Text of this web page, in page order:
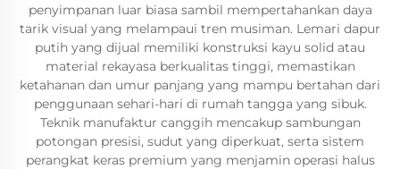
penyimpanan luar biasa sambil mempertahankan daya
tarik visual yang melampaui tren musiman. Lemari dapur
putih yang dijual memiliki konstruksi kayu solid atau
material rekayasa berkualitas tinggi, memastikan
ketahanan dan umur panjang yang mampu bertahan dari
penggunaan sehari-hari di rumah tangga yang sibuk.
Teknik manufaktur canggih mencakup sambungan
potongan presisi, sudut yang diperkuat, serta sistem
perangkat keras premium yang menjamin operasi halus